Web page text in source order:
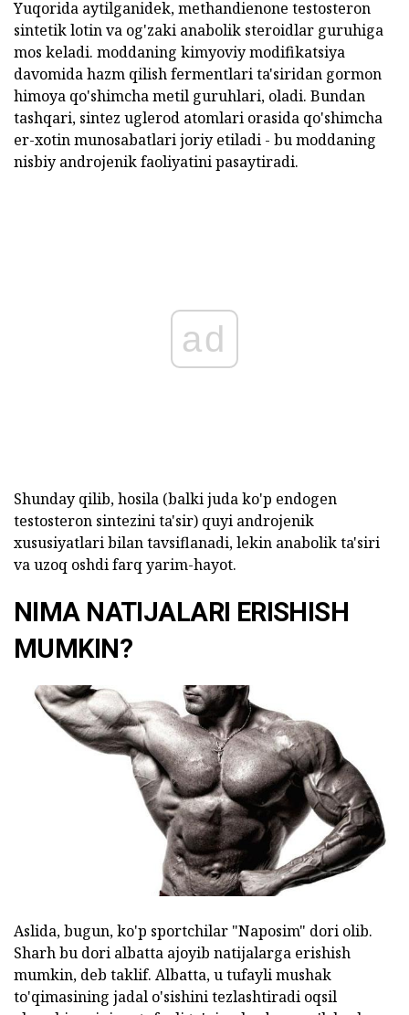
Yuqorida aytilganidek, methandienone testosteron
sintetik lotin va og'zaki anabolik steroidlar guruhiga
mos keladi. moddaning kimyoviy modifikatsiya
davomida hazm qilish fermentlari ta'siridan gormon
himoya qo'shimcha metil guruhlari, oladi. Bundan
tashqari, sintez uglerod atomlari orasida qo'shimcha
er-xotin munosabatlari joriy etiladi - bu moddaning
nisbiy androjenik faoliyatini pasaytiradi.
ad
Shunday qilib, hosila (balki juda ko'p endogen
testosteron sintezini ta'sir) quyi androjenik
xususiyatlari bilan tavsiflanadi, lekin anabolik ta'siri
va uzoq oshdi farq yarim-hayot.
NIMA NATIJALARI ERISHISH
MUMKIN?
Aslida, bugun, ko'p sportchilar "Naposim" dori olib.
Sharh bu dori albatta ajoyib natijalarga erishish
mumkin, deb taklif. Albatta, u tufayli mushak
to'qimasining jadal o'sishini tezlashtiradi oqsil